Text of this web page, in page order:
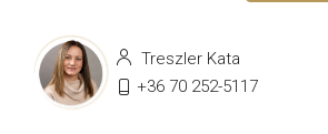
Treszler Kata
+36 70 252-5117